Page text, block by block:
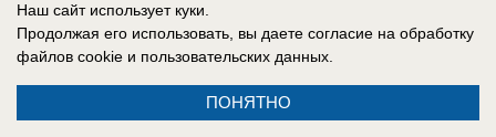
Наш сайт использует куки.
Продолжая его использовать, вы даете согласие на обработку
файлов cookie и пользовательских данных.
ПОНЯТНО